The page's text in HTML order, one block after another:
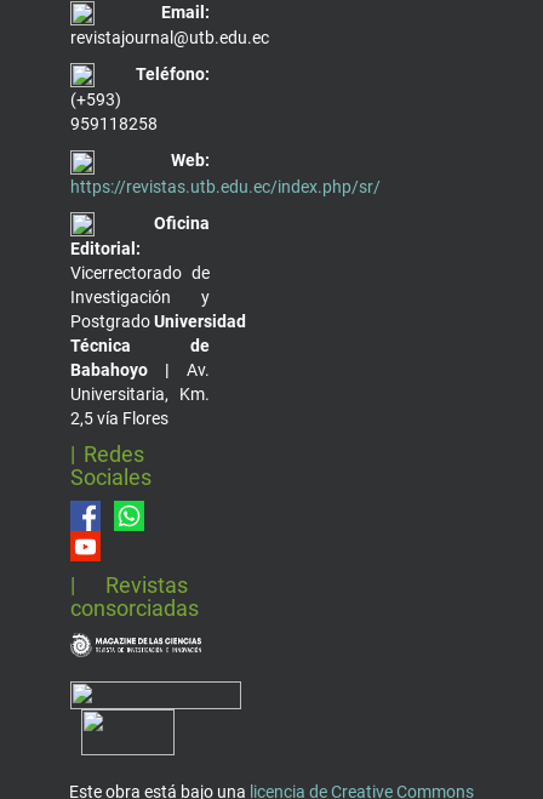
Email:
revistajournal@utb.edu.ec
Teléfono:
(+593)
959118258
Web:
https://revistas.utb.edu.ec/index.php/sr/
Oficina
Editorial:
Vicerrectorado de
Investigación y
PostgradoUniversidad
Técnica de
Babahoyo | Av.
Universitaria, Km.
2,5 vía Flores
| Redes
Sociales
| Revistas
consorciadas
Este obra está bajo una licencia de Creative Commons